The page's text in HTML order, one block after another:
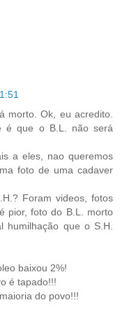
morto. Ok, eu acredito.
é que o B.L. não será
a eles, nao queremos
foto de uma cadaver
Foram videos, fotos
pior, foto do B.L. morto
que o S.H.
baixou 2%!
é tapado!!!
do povo!!!